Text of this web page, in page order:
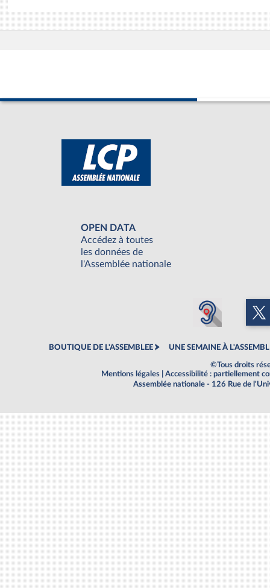
OPEN DATA
Accédez à toutes
les données de
l'Assemblée nationale
BOUTIQUE DE L'ASSEMBLEE UNE SEMAINE À
©Tous droits
Mentions légales
Accessibilité : partiellement
Assemblée nationale - 126 Rue de